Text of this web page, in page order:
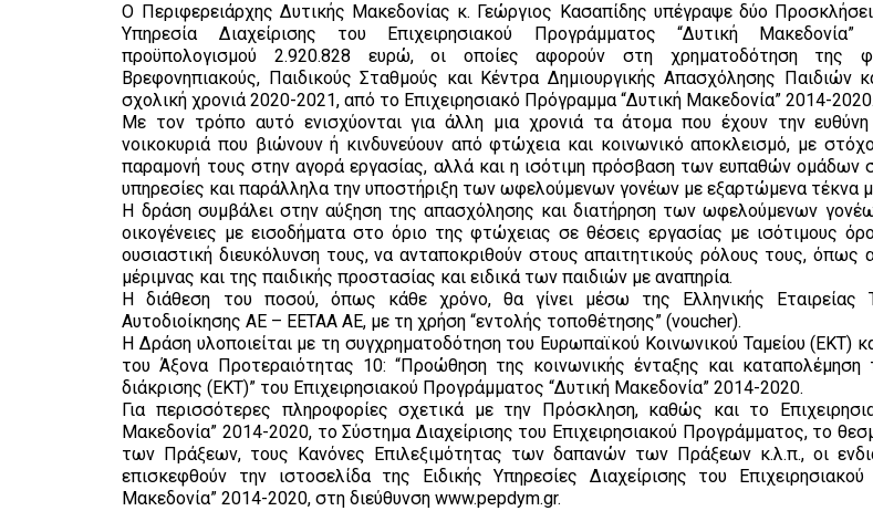
Ο Περιφερειάρχης Δυτικής Μακεδονίας κ. Γεώργιος Κασαπίδης υπέγραψε δύο
Υπηρεσία Διαχείρισης του Επιχειρησιακού Προγράμματος “Δυτική Μακεδονία”
προϋπολογισμού 2.920.828 ευρώ, οι οποίες αφορούν στη χρηματοδότηση της
Βρεφονηπιακούς, Παιδικούς Σταθμούς και Κέντρα Δημιουργικής Απασχόλησης Παιδιών
σχολική χρονιά 2020-2021, από το Επιχειρησιακό Πρόγραμμα “Δυτική Μακεδονία” 2014-2020.
Με τον τρόπο αυτό ενισχύονται για άλλη μια χρονιά τα άτομα που έχουν την
νοικοκυριά που βιώνουν ή κινδυνεύουν από φτώχεια και κοινωνικό αποκλεισμό, με
παραμονή τους στην αγορά εργασίας, αλλά και η ισότιμη πρόσβαση των ευπαθών ομάδων
υπηρεσίες και παράλληλα την υποστήριξη των ωφελούμενων γονέων με εξαρτώμενα τέκνα
Η δράση συμβάλει στην αύξηση της απασχόλησης και διατήρηση των ωφελούμενων
οικογένειες με εισοδήματα στο όριο της φτώχειας σε θέσεις εργασίας με ισότιμους
ουσιαστική διευκόλυνση τους, να ανταποκριθούν στους απαιτητικούς ρόλους τους, όπως
μέριμνας και της παιδικής προστασίας και ειδικά των παιδιών με αναπηρία.
Η διάθεση του ποσού, όπως κάθε χρόνο, θα γίνει μέσω της Ελληνικής Εταιρείας
Αυτοδιοίκησης ΑΕ – ΕΕΤΑΑ ΑΕ, με τη χρήση “εντολής τοποθέτησης” (voucher).
Η Δράση υλοποιείται με τη συγχρηματοδότηση του Ευρωπαϊκού Κοινωνικού Ταμείου (ΕΚΤ)
του Άξονα Προτεραιότητας 10: “Προώθηση της κοινωνικής ένταξης και
διάκρισης (ΕΚΤ)” του Επιχειρησιακού Προγράμματος “Δυτική Μακεδονία” 2014-2020.
Για περισσότερες πληροφορίες σχετικά με την Πρόσκληση, καθώς και το
Μακεδονία” 2014-2020, το Σύστημα Διαχείρισης του Επιχειρησιακού Προγράμματος, το
των Πράξεων, τους Κανόνες Επιλεξιμότητας των δαπανών των Πράξεων κ.λ.π., οι
επισκεφθούν την ιστοσελίδα της Ειδικής Υπηρεσίες Διαχείρισης του
Μακεδονία” 2014-2020, στη διεύθυνση www.pepdym.gr.